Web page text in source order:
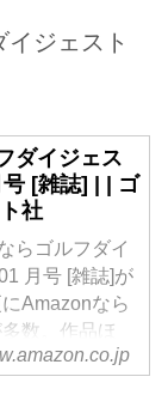
ジェスト
ダイジェス
号 [雑誌] | | ゴ
社
らゴルフダイ
月号 [雑誌]が
Amazonなら
数。作品ほ
品は当日お届